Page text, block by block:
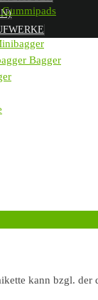
Bagger
kann bzgl.